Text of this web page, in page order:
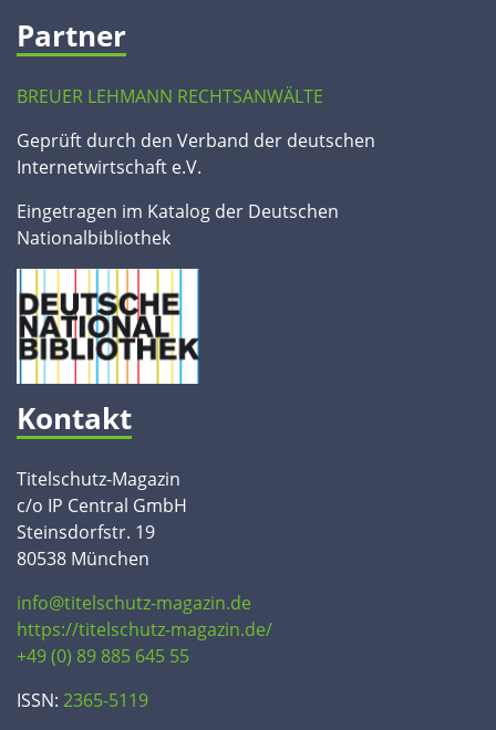
Partner
BREUER LEHMANN RECHTSANWÄLTE
Geprüft durch den Verband der deutschen
Internetwirtschaft e.V.
Eingetragen im Katalog der Deutschen
Nationalbibliothek
Kontakt
Titelschutz-Magazin
c/o IP Central GmbH
Steinsdorfstr. 19
80538 München
info@titelschutz-magazin.de
https://titelschutz-magazin.de/
+49 (0) 89 885 645 55
ISSN: 2365-5119